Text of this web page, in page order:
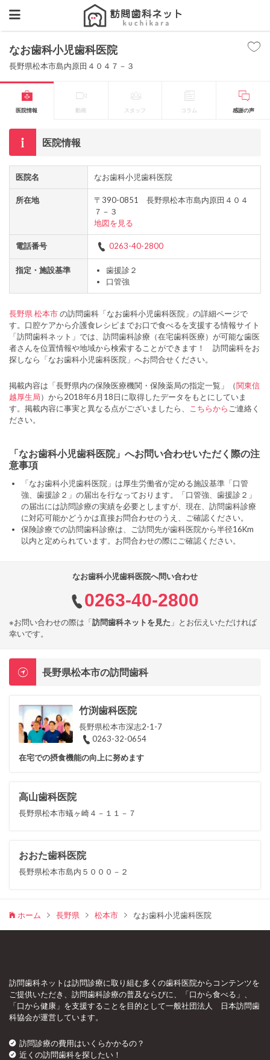
なお歯科小児歯科医院
長野県松本市島内原田４０４７－３
医院情報 動画 スタッフ コラム 感謝の声
医院情報
医院名 なお歯科小児歯科医院
所在地
〒390-0851 長野県松本市島内原田４０４
７－３
地図を見る
電話番号 0263-40-2800
指定・施設基準
歯援診２
口管強
長野県 松本市の訪問歯科「なお歯科小児歯科医院」の詳細ページで
す。口腔ケアから介護食レシピまでお口で食べるを支援する情報サイト
「訪問歯科ネット」では、訪問歯科診療（在宅歯科医療）が可能な歯医
者さんを位置情報や地域から検索することができます！ 訪問歯科をお
探しなら「なお歯科小児歯科医院」へお問合せください。
掲載内容は「長野県内の保険医療機関・保険薬局の指定一覧」（関東信
越厚生局）から2018年6月18日に取得したデータをもとにしていま
す。掲載内容に事実と異なる点がございましたら、
こちらから ご連絡く
ださい。
「なお歯科小児歯科医院」へお問い合わせいただく際の注
意事項
「なお歯科小児歯科医院」は厚生労働省が定める施設基準「口管
強、歯援診２」の届出を行なっております。「口管強、歯援診２」
の届出には訪問診療の実績を必要としますが、現在、訪問歯科診療
に対応可能かどうかは直接お問合わせのうえ、ご確認ください。
保険診療での訪問歯科診療は、ご訪問先が歯科医院から半径16Km
以内と定められています。お問合わせの際にご確認ください。
なお歯科小児歯科医院へ問い合わせ
0263-40-2800
※お問い合わせの際は「訪問歯科ネットを見た 」とお伝えいただければ
幸いです。
長野県松本市の訪問歯科
竹渕歯科医院
長野県松本市深志2-1-7
0263-32-0654
在宅での摂食機能の向上に努めます
高山歯科医院
長野県松本市蟻ヶ崎４－１１－７
おおた歯科医院
長野県松本市島内５０００－２
ホーム 長野県 松本市 なお歯科小児歯科医院
訪問歯科ネットは訪問診療に取り組む多くの歯科医院からコンテンツを
ご提供いただき、訪問歯科診療の普及ならびに、「口から食べる」、
「口から健康」を支援することを目的として一般社団法人 日本訪問歯
科協会が運営しています。
訪問診療の費用はいくらかかるの？
近くの訪問歯科を探したい！